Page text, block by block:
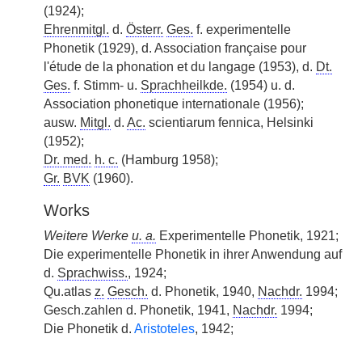
(1924);
Ehrenmitgl. d. Österr. Ges. f. experimentelle
Phonetik (1929), d. Association française pour
l'étude de la phonation et du langage (1953), d. Dt.
Ges. f. Stimm- u. Sprachheilkde. (1954) u. d.
Association phonetique internationale (1956);
ausw. Mitgl. d. Ac. scientiarum fennica, Helsinki
(1952);
Dr. med. h. c. (Hamburg 1958);
Gr. BVK (1960).
Works
Weitere Werke u. a. Experimentelle Phonetik, 1921;
Die experimentelle Phonetik in ihrer Anwendung auf
d. Sprachwiss., 1924;
Qu.atlas z. Gesch. d. Phonetik, 1940, Nachdr. 1994;
Gesch.zahlen d. Phonetik, 1941, Nachdr. 1994;
Die Phonetik d. Aristoteles, 1942;